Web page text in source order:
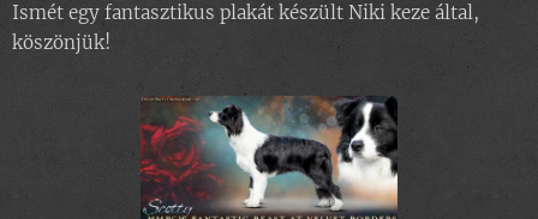
Ismét egy fantasztikus plakát készült Niki keze által,
köszönjük!